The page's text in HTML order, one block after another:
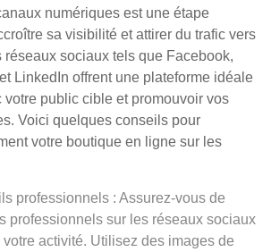
numériques est une étape
sa visibilité et attirer du trafic vers
réseaux sociaux tels que Facebook,
LinkedIn offrent une plateforme idéale
votre public cible et promouvoir vos
Voici quelques conseils pour
votre boutique en ligne sur les
professionnels : Assurez-vous de
professionnels sur les réseaux sociaux
activité. Utilisez des images de